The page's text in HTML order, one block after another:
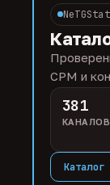
CPM и
381
КАНАЛОВ
Каталог